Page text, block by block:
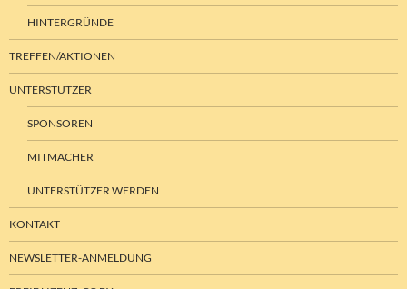
HINTERGRÜNDE
TREFFEN/AKTIONEN
UNTERSTÜTZER
SPONSOREN
MITMACHER
UNTERSTÜTZER WERDEN
KONTAKT
NEWSLETTER-ANMELDUNG